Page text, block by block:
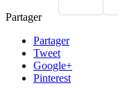
Partager
Partager
Tweet
Google+
Pinterest